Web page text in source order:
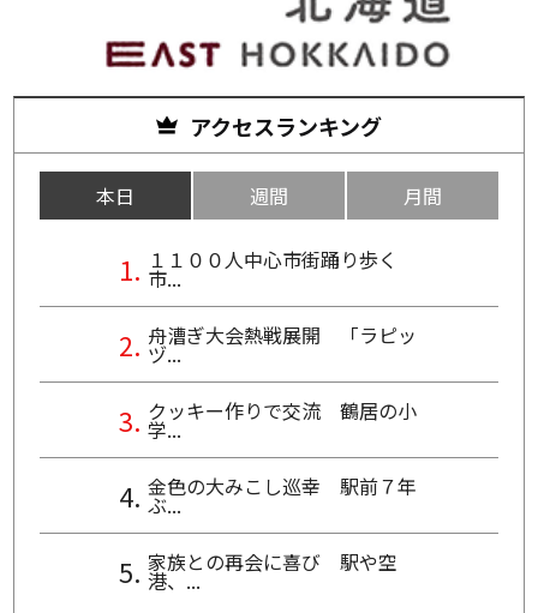
アクセスランキング
本日 週間 月間
１１００人中心市街踊り歩く
市...
舟漕ぎ大会熱戦展開 「ラピッ
ヅ...
クッキー作りで交流 鶴居の小
学...
金色の大みこし巡幸 駅前７年
ぶ...
家族との再会に喜び 駅や空
港、...